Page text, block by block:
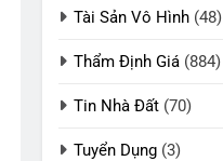
Tài Sản Vô Hình (48)
Thẩm Định Giá (884)
Tin Nhà Đất (70)
Tuyển Dụng (3)